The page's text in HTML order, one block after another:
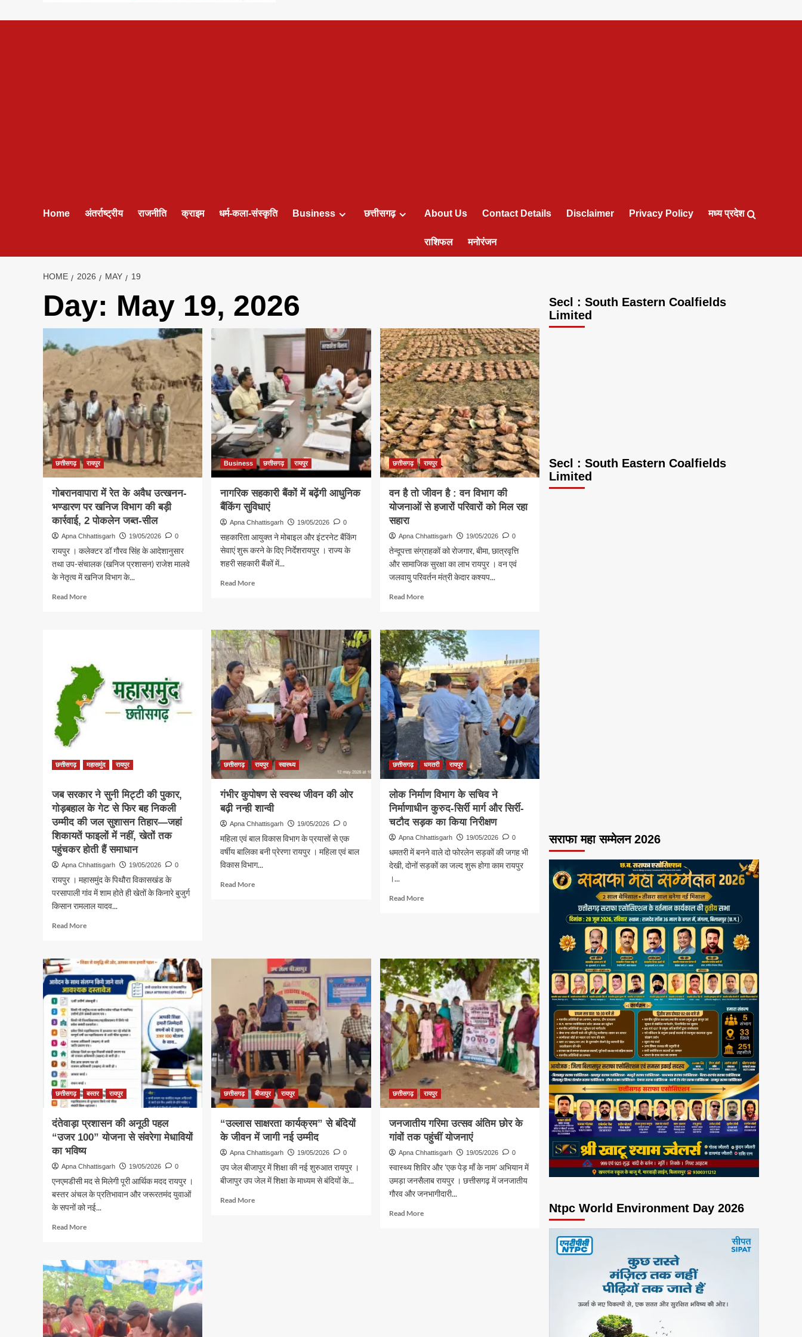
Home अंतर्राष्ट्रीय राजनीति क्राइम धर्म-कला-संस्कृति Business छत्तीसगढ़ About Us Contact Details Disclaimer Privacy Policy मध्य प्रदेश
राशिफल मनोरंजन
HOME 2026 MAY 19
Day: May 19, 2026
छत्तीसगढ़ रायपुर
गोबरानवापारा में रेत के अवैध उत्खनन-
भण्डारण पर खनिज विभाग की बड़ी
कार्रवाई, 2 पोकलेन जब्त-सील
Apna Chhattisgarh 19/05/2026 0
रायपुर । कलेक्टर डॉ गौरव सिंह के आदेशानुसार
तथा उप-संचालक (खनिज प्रशासन) राजेश मालवे
के नेतृत्व में खनिज विभाग के...
Read MoreRead
के
अवैध
उत्खनन-
भण्डारण
पर
खनिज
कार्रवाई,
पोकलेन
जब्त-
सील
Business छत्तीसगढ़ रायपुर
नागरिक सहकारी बैंकों में बढ़ेंगी आधुनिक
बैंकिंग सुविधाएं
Apna Chhattisgarh 19/05/2026 0
सहकारिता आयुक्त ने मोबाइल और इंटरनेट बैंकिंग
सेवाएं शुरू करने के दिए निर्देशरायपुर । राज्य के
शहरी सहकारी बैंकों में...
Read MoreRead
बैंकों
में
बढ़ेंगी
आधुनिक
बैंकिंग
सुविधाएं
छत्तीसगढ़ रायपुर
वन है तो जीवन है : वन विभाग की
योजनाओं से हजारों परिवारों को मिल रहा
सहारा
Apna Chhattisgarh 19/05/2026 0
तेन्दूपत्ता संग्राहकों को रोजगार, बीमा, छात्रवृत्ति
और सामाजिक सुरक्षा का लाभ रायपुर । वन एवं
जलवायु परिवर्तन मंत्री केदार कश्यप...
Read MoreRead
वन
है
तो
जीवन
है
:
वन
विभाग
की
योजनाओं
से
हजारों
परिवारों
को
मिल
रहा
सहारा
छत्तीसगढ़ महासमुंद रायपुर
जब सरकार ने सुनी मिट्टी की पुकार,
गोड़बहाल के गेट से फिर बह निकली
उम्मीद की जल सुशासन तिहार—जहां
शिकायतें फाइलों में नहीं, खेतों तक
पहुंचकर होती हैं समाधान
Apna Chhattisgarh 19/05/2026 0
रायपुर । महासमुंद के पिथौरा विकासखंड के
परसापाली गांव में शाम होते ही खेतों के किनारे बुजुर्ग
किसान रामलाल यादव...
Read MoreRead
जब
ने
सुनी
मिट्टी
की
पुकार,
गोड़बहाल
के
गेट
से
बह
निकली
की
जल
सुशासन
तिहार
जहां
शिकायतें
फाइलों
नहीं,
पहुंचकर
होती
हैं
समाधान
छत्तीसगढ़ रायपुर स्वास्थ्य
गंभीर कुपोषण से स्वस्थ जीवन की ओर
बढ़ी नन्ही शान्वी
Apna Chhattisgarh 19/05/2026 0
महिला एवं बाल विकास विभाग के प्रयासों से एक
वर्षीय बालिका बनी प्रेरणा रायपुर । महिला एवं बाल
विकास विभाग...
Read MoreRead
बढ़ी
नन्ही
शान्वी
छत्तीसगढ़ धमतरी रायपुर
लोक निर्माण विभाग के सचिव ने
निर्माणाधीन कुरुद-सिर्री मार्ग और सिर्री-
चटौद सड़क का किया निरीक्षण
Apna Chhattisgarh 19/05/2026 0
धमतरी में बनने वाले दो फोरलेन सड़कों की जगह भी
देखी, दोनों सड़कों का जल्द शुरू होगा काम रायपुर
।...
Read MoreRead
के
सचिव
ने
निर्माणाधीन
कुरुद-
सिर्री
मार्ग
और
सिर्री-
चटौद
सड़क
का
किया
छत्तीसगढ़ बस्तर रायपुर
दंतेवाड़ा प्रशासन की अनूठी पहल
“उजर 100” योजना से संवरेगा मेधावियों
का भविष्य
Apna Chhattisgarh 19/05/2026 0
एनएमडीसी मद से मिलेगी पूरी आर्थिक मदद रायपुर ।
बस्तर अंचल के प्रतिभावान और जरूरतमंद युवाओं
के सपनों को नई...
Read MoreRead
दंतेवाड़ा
प्रशासन
की
अनूठी
पहल
“उजर
100”
छत्तीसगढ़ बीजापुर रायपुर
“उल्लास साक्षरता कार्यक्रम” से बंदियों
के जीवन में जागी नई उम्मीद
Apna Chhattisgarh 19/05/2026 0
उप जेल बीजापुर में शिक्षा की नई शुरुआत रायपुर ।
बीजापुर उप जेल में शिक्षा के माध्यम से बंदियों के...
Read MoreRead
छत्तीसगढ़ रायपुर
जनजातीय गरिमा उत्सव अंतिम छोर के
गांवों तक पहुंचीं योजनाएं
Apna Chhattisgarh 19/05/2026 0
स्वास्थ्य शिविर और 'एक पेड़ माँ के नाम' अभियान में
उमड़ा जनसैलाब रायपुर । छत्तीसगढ़ में जनजातीय
गौरव और जनभागीदारी...
Read MoreRead
Secl : South Eastern Coalfields
Limited
Secl : South Eastern Coalfields
Limited
सराफा महा सम्मेलन 2026
Ntpc World Environment Day 2026